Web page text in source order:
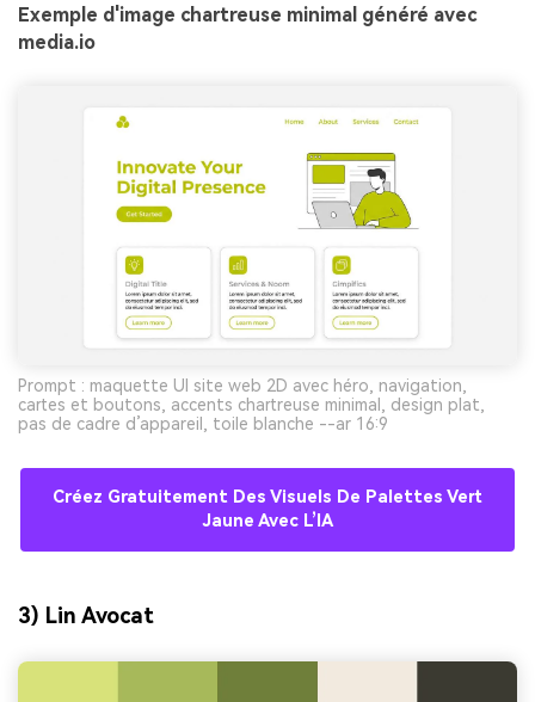
Exemple d'image chartreuse minimal généré avec
media.io
Prompt : maquette UI site web 2D avec héro, navigation,
cartes et boutons, accents chartreuse minimal, design plat,
pas de cadre d’appareil, toile blanche --ar 16:9
Créez Gratuitement Des Visuels De Palettes Vert
Jaune Avec L’IA
3) Lin Avocat